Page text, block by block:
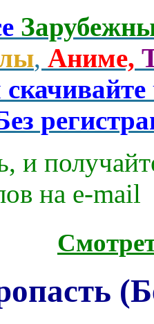
, Аниме,
скачивайте
и
на e-mаil